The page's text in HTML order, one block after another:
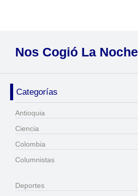
Nos Cogió La Noche
Categorías
Antioquia
Ciencia
Colombia
Columnistas
Deportes